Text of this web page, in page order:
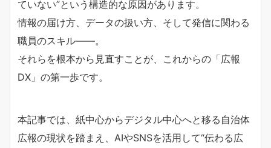
ていない”という構造的な原因があります。
情報の届け方、データの扱い方、そして発信に関わる
職員のスキル――。
それらを根本から見直すことが、これからの「広報
DX」の第一歩です。
本記事では、紙中心からデジタル中心へと移る自治体
広報の現状を踏まえ、AIやSNSを活用して“伝わる広